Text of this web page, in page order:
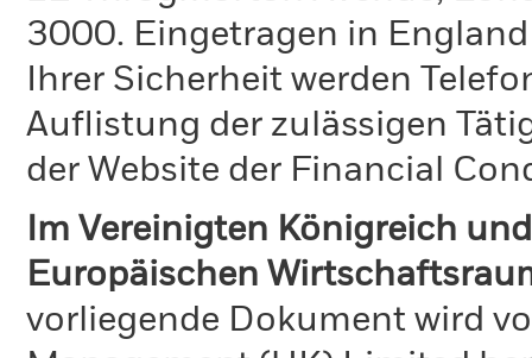
3000. Eingetragen in
Ihrer Sicherheit werden
Auflistung der zulässigen
der Website der Financial
Im Vereinigten Königreich
Europäischen
vorliegende Dokument wird